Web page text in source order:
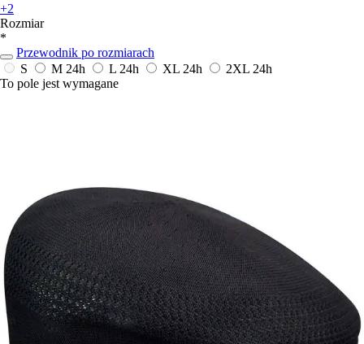
+2
Rozmiar
*
Przewodnik po rozmiarach
S
M 24h L 24h XL 24h 2XL 24h
To pole jest wymagane